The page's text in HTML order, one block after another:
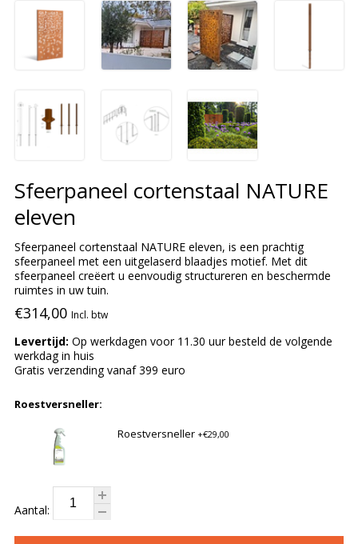
Sfeerpaneel cortenstaal NATURE
eleven
Sfeerpaneel cortenstaal NATURE eleven, is een prachtig
sfeerpaneel met een uitgelaserd blaadjes motief. Met dit
sfeerpaneel creëert u eenvoudig structureren en beschermde
ruimtes in uw tuin.
€314,00 Incl. btw
Levertijd: Op werkdagen voor 11.30 uur besteld de volgende
werkdag in huis
Gratis verzending vanaf 399 euro
Roestversneller:
Roestversneller +€29,00
Aantal: